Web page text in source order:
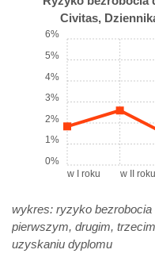
Civitas,
w I roku w II roku
0%
1%
2%
3%
4%
5%
6%
wykres: ryzyko
pierwszym, drugim,
uzyskaniu dyplomu